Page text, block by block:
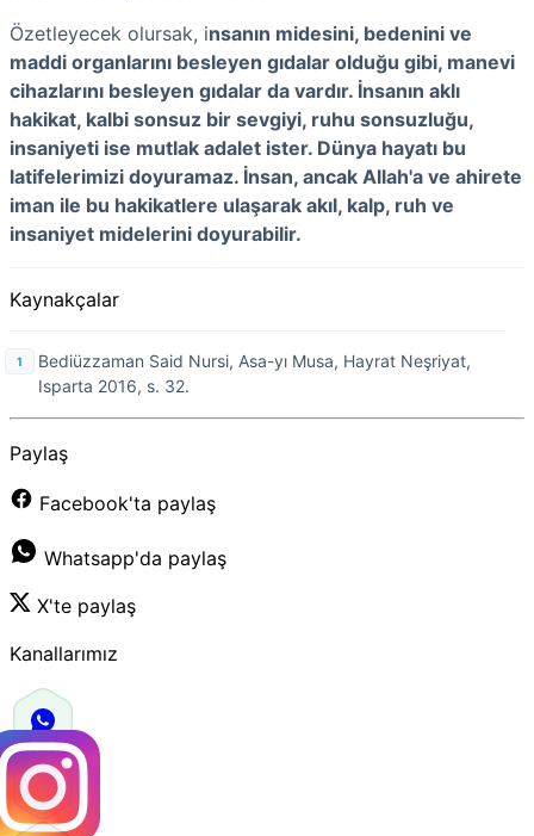
Özetleyecek olursak, insanın midesini, bedenini ve
maddi organlarını besleyen gıdalar olduğu gibi, manevi
cihazlarını besleyen gıdalar da vardır. İnsanın aklı
hakikat, kalbi sonsuz bir sevgiyi, ruhu sonsuzluğu,
insaniyeti ise mutlak adalet ister. Dünya hayatı bu
latifelerimizi doyuramaz. İnsan, ancak Allah'a ve ahirete
iman ile bu hakikatlere ulaşarak akıl, kalp, ruh ve
insaniyet midelerini doyurabilir.
Kaynakçalar
Bediüzzaman Said Nursi, Asa-yı Musa, Hayrat Neşriyat,
Isparta 2016, s. 32.
Paylaş
Facebook'ta paylaş
Whatsapp'da paylaş
X'te paylaş
Kanallarımız